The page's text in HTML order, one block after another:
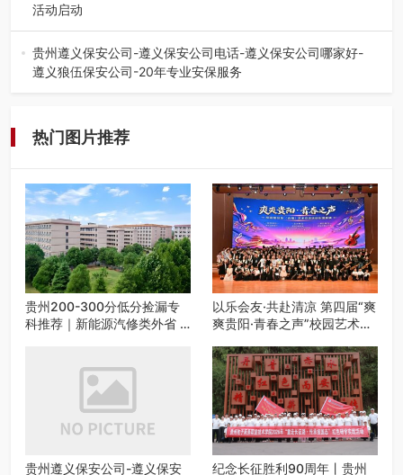
活动启动
七月的贵阳，清风送爽，第四届“爽爽贵阳·青春之声”校园管
弦乐（合唱）艺术交流活动…
贵州遵义保安公司-遵义保安公司电话-遵义保安公司哪家好-
遵义狼伍保安公司-20年专业安保服务
热门图片推荐
贵州200-300分低分捡漏专
科推荐｜新能源汽修类外省 5
以乐会友·共赴清凉 第四届“爽
爽贵阳·青春之声”校园艺术交
贵州遵义保安公司-遵义保安 纪念长征胜利90周年丨贵州